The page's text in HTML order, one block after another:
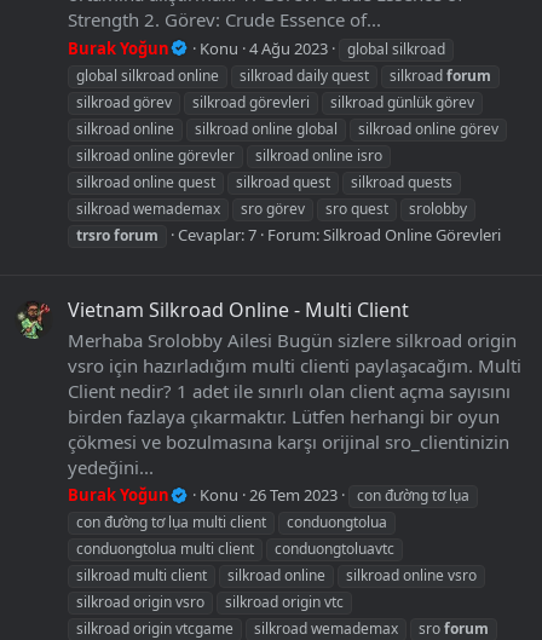
Strength 2. Görev: Crude Essence of...
Burak Yoğun Konu 4 Ağu 2023
global silkroad
global silkroad online
silkroad daily quest silkroadforum
silkroad görev
silkroad görevleri
silkroad günlük görev
silkroad online
silkroad online global
silkroad online görev
silkroad online görevler
silkroad online isro
silkroad online quest
silkroad quest
silkroad quests
silkroad wemademax
sro görev sro quest
srolobby
trsroforum Cevaplar: 7 Forum:Silkroad Online Görevleri
Vietnam Silkroad Online - Multi Client
Merhaba Srolobby Ailesi Bugün sizlere silkroad origin
vsro için hazırladığım multi clienti paylaşacağım. Multi
Client nedir? 1 adet ile sınırlı olan client açma sayısını
birden fazlaya çıkarmaktır. Lütfen herhangi bir oyun
çökmesi ve bozulmasına karşı orijinal sro_clientinizin
yedeğini...
Burak Yoğun Konu 26 Tem 2023
con đường tơ lụa
con đường tơ lụa multi client
conduongtolua
conduongtolua multi client
conduongtoluavtc
silkroad multi client
silkroad online
silkroad online vsro
silkroad origin vsro
silkroad origin vtc
silkroad origin vtcgame
silkroad wemademax sroforum